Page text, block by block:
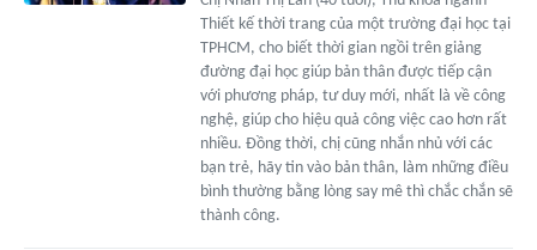
Thiết kế thời trang của một trường đại học tại
TPHCM, cho biết thời gian ngồi trên giảng
đường đại học giúp bản thân được tiếp cận
với phương pháp, tư duy mới, nhất là về công
nghệ, giúp cho hiệu quả công việc cao hơn rất
nhiều. Đồng thời, chị cũng nhắn nhủ với các
bạn trẻ, hãy tin vào bản thân, làm những điều
bình thường bằng lòng say mê thì chắc chắn sẽ
thành công.